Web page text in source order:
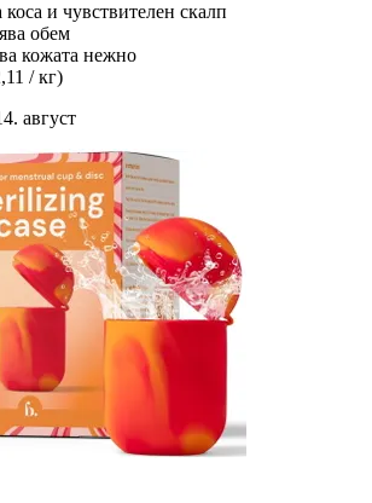
и чувствителен скалп
обем
кожата нежно
/ кг)
август